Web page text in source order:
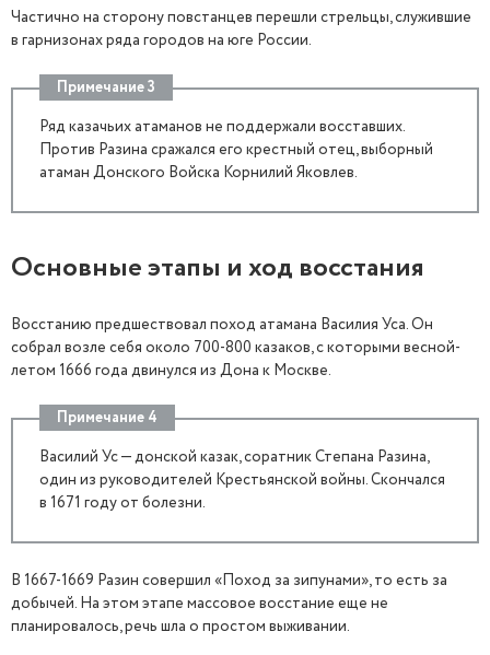
Частично на сторону повстанцев перешли стрельцы, служившие
в гарнизонах ряда городов на юге России.
Примечание 3
Ряд казачьих атаманов не поддержали восставших.
Против Разина сражался его крестный отец, выборный
атаман Донского Войска Корнилий Яковлев.
Основные этапы и ход восстания
Восстанию предшествовал поход атамана Василия Уса. Он
собрал возле себя около 700-800 казаков, с которыми весной-
летом 1666 года двинулся из Дона к Москве.
Примечание 4
Василий Ус — донской казак, соратник Степана Разина,
один из руководителей Крестьянской войны. Скончался
в 1671 году от болезни.
В 1667-1669 Разин совершил «Поход за зипунами», то есть за
добычей. На этом этапе массовое восстание еще не
планировалось, речь шла о простом выживании.